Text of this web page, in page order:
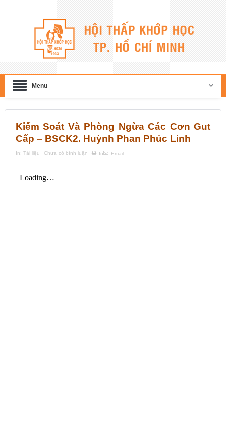
Menu
Kiểm Soát Và Phòng Ngừa Các Cơn Gut
Cấp – BSCK2. Huỳnh Phan Phúc Linh
In: Tài liệu Chưa có bình luận In Email